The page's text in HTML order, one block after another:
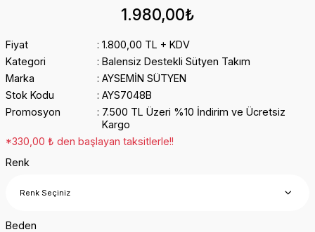
1.980,00₺
Fiyat
1.800,00 TL + KDV
Kategori
Balensiz Destekli Sütyen Takım
Marka
AYSEMİN SÜTYEN
Stok Kodu
AYS7048B
Promosyon
7.500 TL Üzeri %10 İndirim ve Ücretsiz
Kargo
*330,00 ₺ den başlayan taksitlerle!!
Renk
Beden